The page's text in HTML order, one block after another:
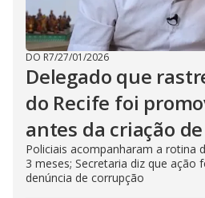
DO R7/27/01/2026
Delegado que
do Recife foi
antes da criação
Policiais acompanharam a rotina
3 meses; Secretaria diz que ação
denúncia de corrupção